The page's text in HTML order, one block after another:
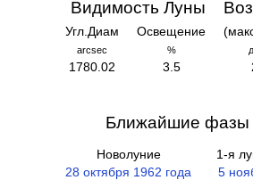
Видимость Луны
Угл.Диам
arcsec
1780.02
Освещение
%
3.5
Ближайшие фазы
Новолуние
28 октября 1962 года
1-я
5